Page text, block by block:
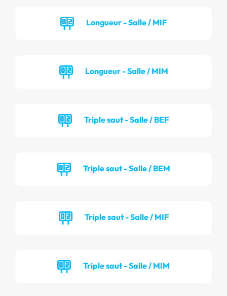
Longueur - Salle / MIF
Longueur - Salle / MIM
Triple saut - Salle / BEF
Triple saut - Salle / BEM
Triple saut - Salle / MIF
Triple saut - Salle / MIM